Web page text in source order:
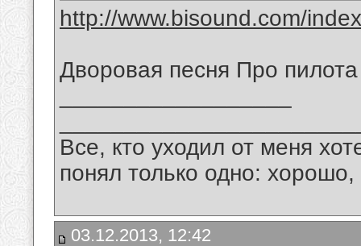
http://www.bisound.com/
Дворовая песня Про
Все, кто уходил от меня
понял только одно:
03.12.2013, 12:42